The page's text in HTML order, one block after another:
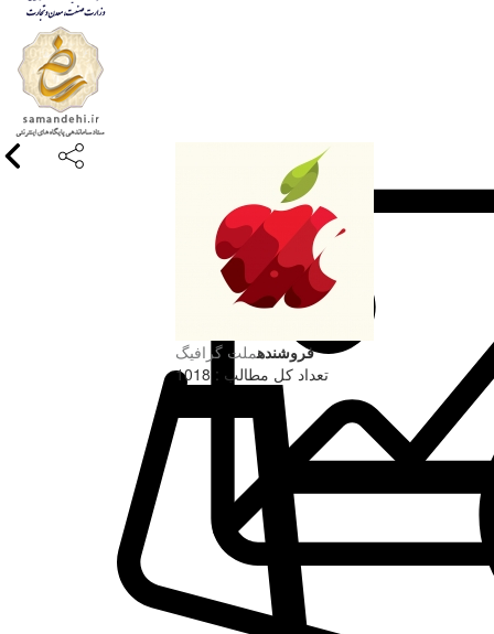
فروشندهملت گرافیگ
تعداد کل مطالب : 1018